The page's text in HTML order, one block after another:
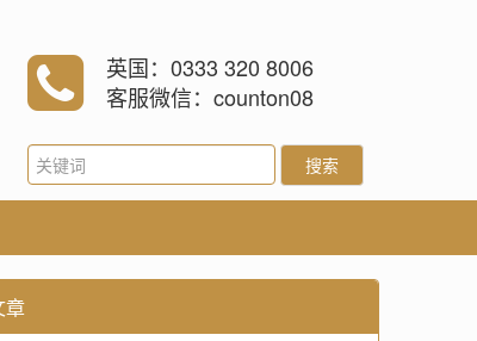
英国：0333 320 8006
客服微信：counton08
搜索
章